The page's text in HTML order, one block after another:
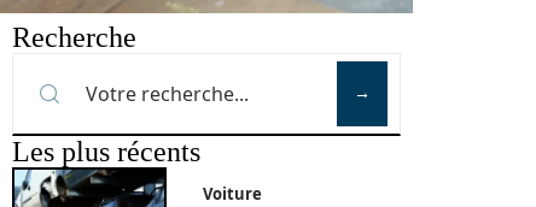
Recherche
Les plus récents
Voiture